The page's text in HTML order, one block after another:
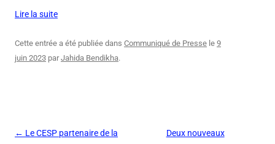
Lire la suite
Cette entrée a été publiée dans Communiqué de Presse le 9
juin 2023 parJahida Bendikha.
Navigation
← Le CESP partenaire de la
Deux nouveaux